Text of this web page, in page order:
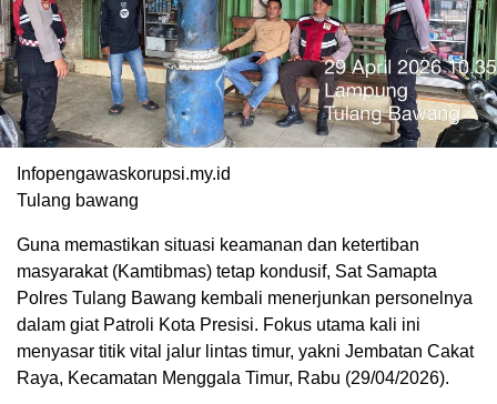
Infopengawaskorupsi.my.id
Tulang bawang
Guna memastikan situasi keamanan dan ketertiban
masyarakat (Kamtibmas) tetap kondusif, Sat Samapta
Polres Tulang Bawang kembali menerjunkan personelnya
dalam giat Patroli Kota Presisi. Fokus utama kali ini
menyasar titik vital jalur lintas timur, yakni Jembatan Cakat
Raya, Kecamatan Menggala Timur, Rabu (29/04/2026).